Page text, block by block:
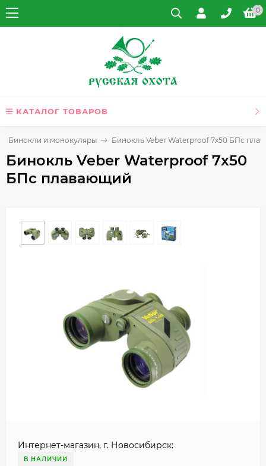
0
КАТАЛОГ ТОВАРОВ
Бинокли и монокуляры Бинокль Veber Waterproof 7x50 БПс
Бинокль Veber Waterproof 7x50
БПс плавающий
Интернет-магазин, г. Новосибирск:
В НАЛИЧИИ